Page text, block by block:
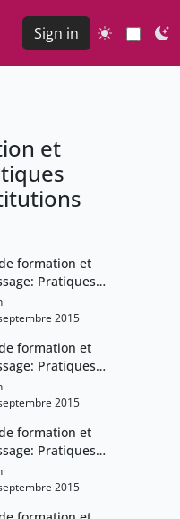
Sign in
et
formation et
Pratiques
et institutions
2015
formation et
Pratiques
et institutions
2015
formation et
Pratiques
et institutions
2015